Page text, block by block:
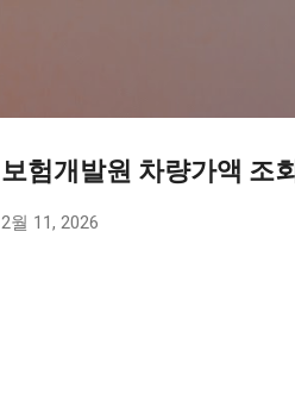
보험개발원 차량가액 조
2월 11, 2026